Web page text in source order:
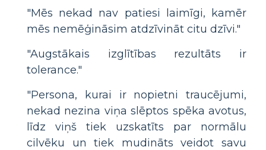
"Mēs nekad nav patiesi laimīgi, kamēr
mēs nemēģināsim atdzīvināt citu dzīvi."
"Augstākais izglītības rezultāts ir
tolerance."
"Persona, kurai ir nopietni traucējumi,
nekad nezina viņa slēptos spēka avotus,
līdz viņš tiek uzskatīts par normālu
cilvēku un tiek mudināts veidot savu